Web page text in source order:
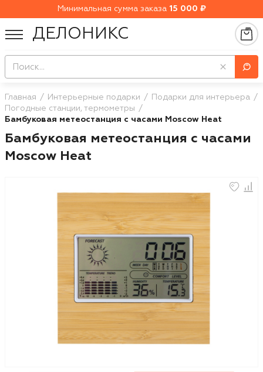
Минимальная сумма заказа 15 000 ₽
ДЕЛОНИКС
Главная Интерьерные подарки
Подарки для интерьера
Погодные станции, термометры
Бамбуковая метеостанция с часами Moscow Heat
Бамбуковая метеостанция с часами
Moscow Heat